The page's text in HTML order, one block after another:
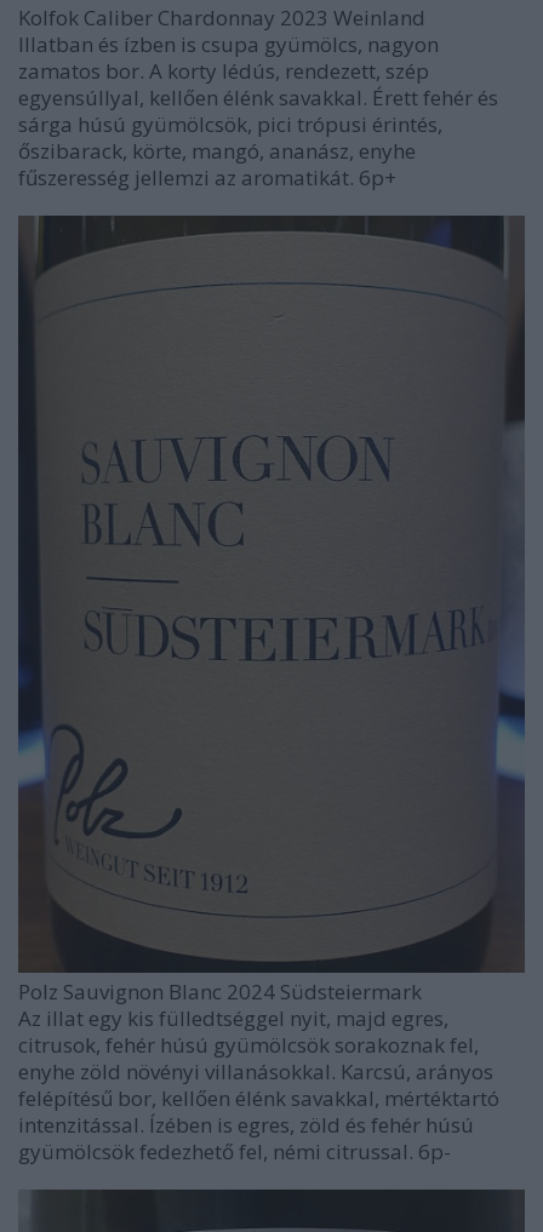
Kolfok Caliber Chardonnay 2023 Weinland
Illatban és ízben is csupa gyümölcs, nagyon
zamatos bor. A korty lédús, rendezett, szép
egyensúllyal, kellően élénk savakkal. Érett fehér és
sárga húsú gyümölcsök, pici trópusi érintés,
őszibarack, körte, mangó, ananász, enyhe
fűszeresség jellemzi az aromatikát. 6p+
Polz Sauvignon Blanc 2024 Südsteiermark
Az illat egy kis fülledtséggel nyit, majd egres,
citrusok, fehér húsú gyümölcsök sorakoznak fel,
enyhe zöld növényi villanásokkal. Karcsú, arányos
felépítésű bor, kellően élénk savakkal, mértéktartó
intenzitással. Ízében is egres, zöld és fehér húsú
gyümölcsök fedezhető fel, némi citrussal. 6p-